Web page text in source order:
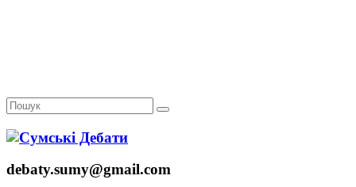
debaty.sumy@gmail.com